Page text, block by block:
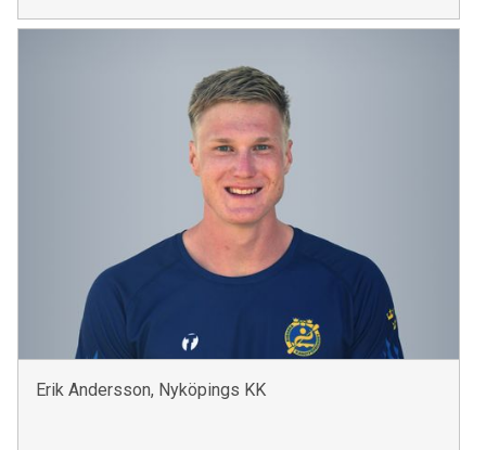
Erik Andersson, Nyköpings KK